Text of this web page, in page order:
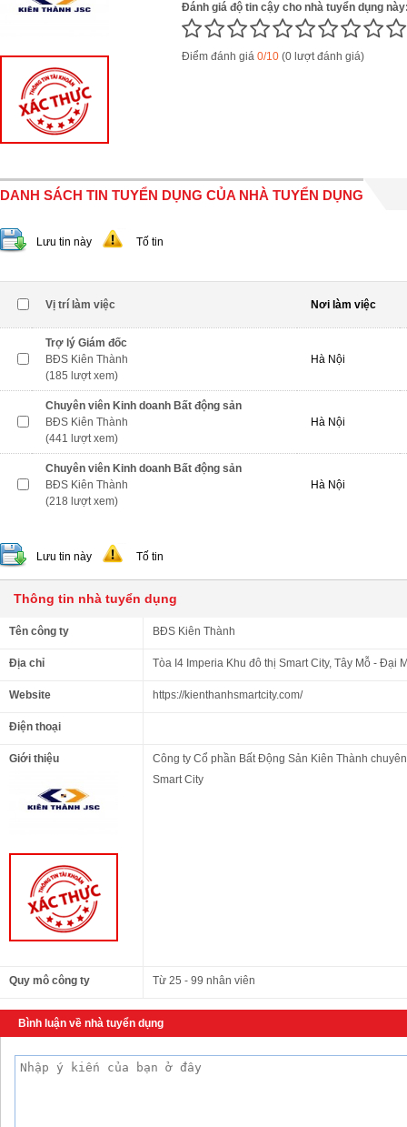
Đánh giá độ tin cậy cho nhà tuyển dụng
Điểm đánh giá 0/10 (0 lượt đánh giá)
DANH SÁCH TIN TUYỂN DỤNG CỦA NHÀ TUYỂN DỤNG
Lưu tin này Tố tin
Vị trí làm việc Nơi làm việc
Trợ lý Giám đốc
BĐS Kiên Thành
(185 lượt xem)
Hà Nội
Chuyên viên Kinh doanh Bất động sản
BĐS Kiên Thành
(441 lượt xem)
Hà Nội
Chuyên viên Kinh doanh Bất động sản
BĐS Kiên Thành
(218 lượt xem)
Hà Nội
Lưu tin này Tố tin
Thông tin nhà tuyển dụng
Tên công ty BĐS Kiên Thành
Địa chỉ Tòa I4 Imperia Khu đô thị Smart City, Tây Mỗ - Đại
Website https://kienthanhsmartcity.com/
Điện thoại
Giới thiệu
Công ty Cổ phần Bất Động Sản Kiên Thành
Smart City
Quy mô công ty Từ 25 - 99 nhân viên
Bình luận về nhà tuyển dụng